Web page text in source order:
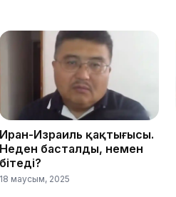
Иран-Израиль қақтығысы.
Неден басталды, немен
бітеді?
18 маусым, 2025